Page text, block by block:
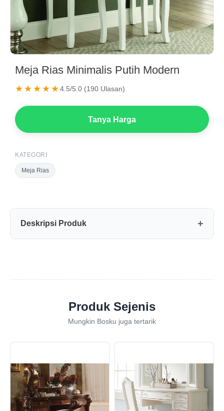
Meja Rias Minimalis Putih Modern
★★★★★4.5/5.0 (190 Ulasan)
Tanya Harga
KATEGORI
Meja Rias
Deskripsi Produk
Produk Sejenis
Mungkin Bosku juga tertarik